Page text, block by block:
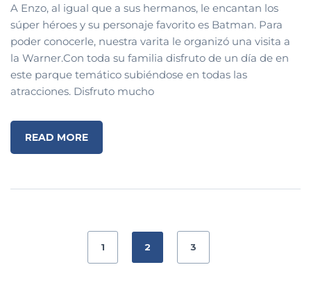
A Enzo, al igual que a sus hermanos, le encantan los
súper héroes y su personaje favorito es Batman. Para
poder conocerle, nuestra varita le organizó una visita a
la Warner.Con toda su familia disfruto de un día de en
este parque temático subiéndose en todas las
atracciones. Disfruto mucho
READ MORE
1 2 3